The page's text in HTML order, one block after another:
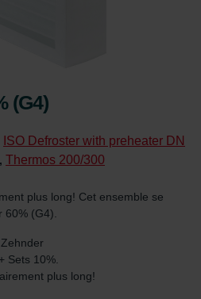
(G4)
ISO Defroster with preheater DN
, Thermos 200/300
plus long! Cet ensemble se
(G4).
Sets 10%.
plus long!